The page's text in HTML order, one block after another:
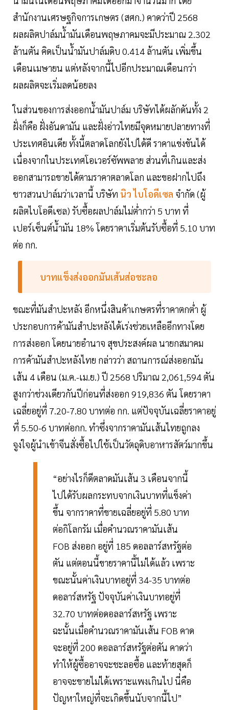
สำนักงานเศรษฐกิจการเกษตร (สศก.) คาดว่าปี 2568
ผลผลิตปาล์มน้ำมันเดือนพฤษภาคมจะมีประมาณ 2.302
ล้านตัน คิดเป็นน้ำมันปาล์มดิบ 0.414 ล้านตัน เพิ่มขึ้น
เดือนเมษายน แต่หลังจากนี้ไปอีกประมาณเดือนกว่า
ผลผลิตจะเริ่มลดน้อยลง
ในส่วนของการส่งออกน้ำมันปาล์ม บริษัทได้ผลักดันทั้ง 2
ฝั่งก็คือ ฝั่งอันดามัน และฝั่งอ่าวไทยมีจุดหมายปลายทางที่
ประเทศอินเดีย ทั้งนี้ตลาดโลกยังไปได้ดี ราคาแข่งขันได้
เนื่องจากในประเทศโอเวอร์ซัพพลาย ส่วนที่เกินและส่ง
ออกสามารถขายได้ตามราคาตลาดโลก และขอฝากไปถึง
ชาวสวนปาล์มว่าเวลานี้ บริษัท นิว ไบโอดีเซล จำกัด (ผู้
ผลิตไบโอดีเซล) รับซื้อผลปาล์มไม่ต่ำกว่า 5 บาท ที่
เปอร์เซ็นต์น้ำมัน 18% โดยราคาเริ่มต้นรับซื้อที่ 5.10 บาท
ต่อ กก.
บาทแข็งส่งออกมันเส้นส่อชะลอ
ขณะที่มันสำปะหลัง อีกหนึ่งสินค้าเกษตรที่ราคาตกต่ำ ผู้
ประกอบการค้ามันสำปะหลังได้เร่งช่วยเหลืออีกทางโดย
การส่งออก โดยนายอำนาจ สุขประสงค์ผล นายกสมาคม
การค้ามันสำปะหลังไทย กล่าวว่า สถานการณ์ส่งออกมัน
เส้น 4 เดือน (ม.ค.-เม.ย.) ปี 2568 ปริมาณ 2,061,594 ตัน
สูงกว่าช่วงเดียวกันปีก่อนที่ส่งออก 919,836 ตัน โดยราคา
เฉลี่ยอยู่ที่ 7.20-7.80 บาทต่อ กก. แต่ปัจจุบันเฉลี่ยราคาอยู่
ที่ 5.50-6 บาทต่อกก. ทำซึ่งจากราคามันเส้นไทยถูกลง
จูงใจผู้นำเข้าจีนสั่งซื้อไปใช้เป็นวัตถุดิบอาหารสัตว์มากขึ้น
“อย่างไรก็ดีตลาดมันเส้น 3 เดือนจากนี้
ไปได้รับผลกระทบจากเงินบาทที่แข็งค่า
ขึ้น จากราคาที่ขายเฉลี่ยอยู่ที่ 5.80 บาท
ต่อกิโลกรัม เมื่อคำนวณราคามันเส้น
FOB ส่งออก อยู่ที่ 185 ดอลลาร์สหรัฐต่อ
ตัน แต่ตอนนี้ขายราคานี้ไม่ได้แล้ว เพราะ
ขณะนั้นค่าเงินบาทอยู่ที่ 34-35 บาทต่อ
ดอลาร์สหรัฐ ปัจจุบันค่าเงินบาทอยู่ที่
32.70 บาทต่อดอลลาร์สหรัฐ เพราะ
ฉะนั้นเมื่อคำนวณราคามันเส้น FOB คาด
จะอยู่ที่ 200 ดอลลาร์สหรัฐต่อตัน คาดว่า
ทำให้ผู้ซื้ออาจจะชะลอซื้อ และท้ายสุดก็
อาจจะขายไม่ได้เพราะแพงเกินไป นี่คือ
ปัญหาใหญ่ที่จะเกิดขึ้นนับจากนี้ไป”